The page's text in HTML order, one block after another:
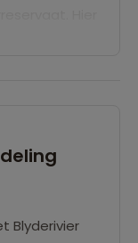
Blyderivier